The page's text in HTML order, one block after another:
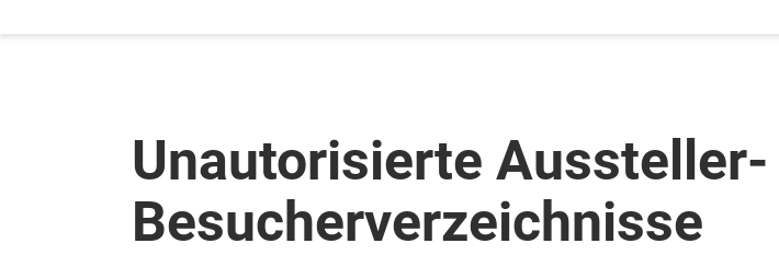
Unautorisierte Aussteller-
Besucherverzeichnisse